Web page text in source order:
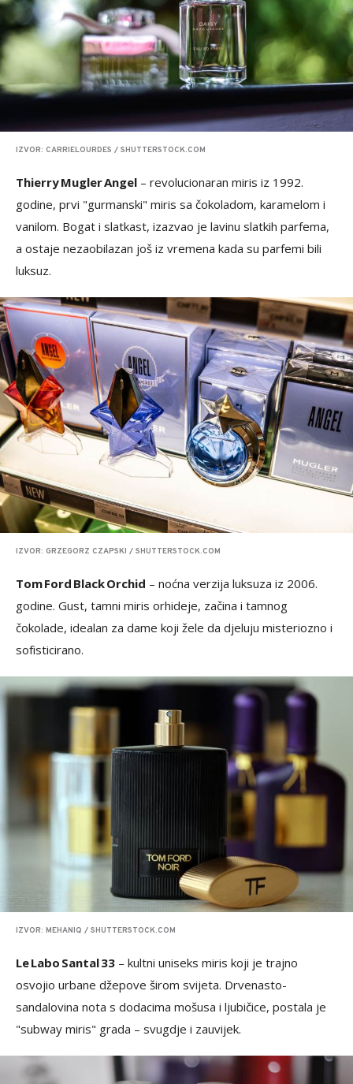
IZVOR: CARRIELOURDES / SHUTTERSTOCK.COM
Thierry Mugler Angel – revolucionaran miris iz 1992.
godine, prvi "gurmanski" miris sa čokoladom, karamelom i
vanilom. Bogat i slatkast, izazvao je lavinu slatkih parfema,
a ostaje nezaobilazan još iz vremena kada su parfemi bili
luksuz.
IZVOR: GRZEGORZ CZAPSKI / SHUTTERSTOCK.COM
Tom Ford Black Orchid – noćna verzija luksuza iz 2006.
godine. Gust, tamni miris orhideje, začina i tamnog
čokolade, idealan za dame koji žele da djeluju misteriozno i
sofisticirano.
IZVOR: MEHANIQ / SHUTTERSTOCK.COM
Le Labo Santal 33 – kultni uniseks miris koji je trajno
osvojio urbane džepove širom svijeta. Drvenasto-
sandalovina nota s dodacima mošusa i ljubičice, postala je
"subway miris" grada – svugdje i zauvijek.